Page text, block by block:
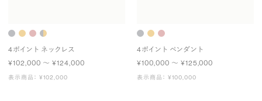
4ポイント ネックレス
¥102,000 〜 ¥124,000
表示商品： ¥102,000
4ポイント ペンダント
¥100,000 〜 ¥125,000
表示商品： ¥100,000